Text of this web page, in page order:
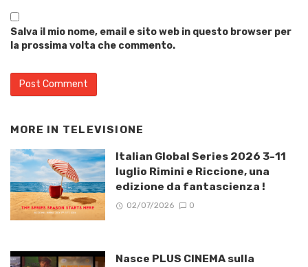
Salva il mio nome, email e sito web in questo browser per
la prossima volta che commento.
MORE IN TELEVISIONE
Italian Global Series 2026 3-11
luglio Rimini e Riccione, una
edizione da fantascienza !
02/07/2026 0
Nasce PLUS CINEMA sulla